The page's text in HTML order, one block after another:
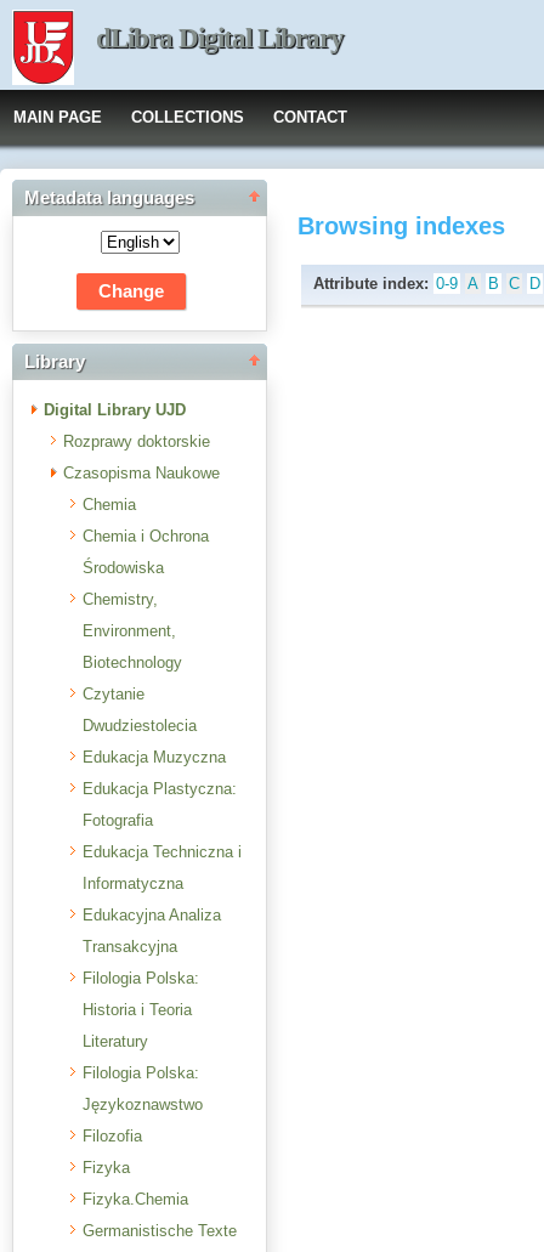
dLibra Digital Library
MAIN PAGE COLLECTIONS CONTACT
Metadata languages
Library
Digital Library UJD
Rozprawy doktorskie
Czasopisma Naukowe
Chemia
Chemia i Ochrona
Środowiska
Chemistry,
Environment,
Biotechnology
Czytanie
Dwudziestolecia
Edukacja Muzyczna
Edukacja Plastyczna:
Fotografia
Edukacja Techniczna i
Informatyczna
Edukacyjna Analiza
Transakcyjna
Filologia Polska:
Historia i Teoria
Literatury
Filologia Polska:
Językoznawstwo
Filozofia
Fizyka
Fizyka.Chemia
Germanistische Texte
Browsing indexes
Attribute index: 0-9 A B C D